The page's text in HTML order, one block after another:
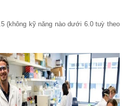
(không kỹ năng nào dưới 6.0 tuỳ theo